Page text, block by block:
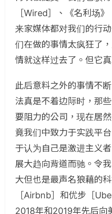
［Wired］、《名利场
来家媒体都对我们的行
们在做的事情太疯狂了
情就这样过去了。但它
此后意料之外的事情不
法真是不着边际时，那
要阻力的公司，现在居
竟我们中致力于实践平
于认为自己是激进主义
展大趋向背道而驰。令
大但也是最声名狼藉的
［Airbnb］和优步［
2018年和2019年先后向